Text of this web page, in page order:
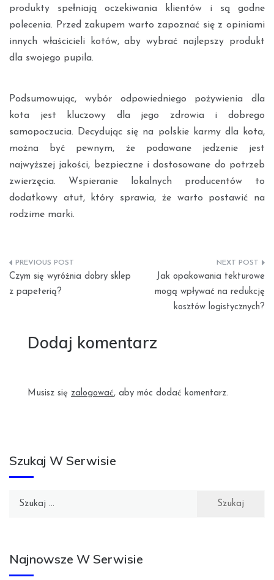
produkty spełniają oczekiwania klientów i są godne
polecenia. Przed zakupem warto zapoznać się z opiniami
innych właścicieli kotów, aby wybrać najlepszy produkt
dla swojego pupila.
Podsumowując, wybór odpowiedniego pożywienia dla
kota jest kluczowy dla jego zdrowia i dobrego
samopoczucia. Decydując się na polskie karmy dla kota,
można być pewnym, że podawane jedzenie jest
najwyższej jakości, bezpieczne i dostosowane do potrzeb
zwierzęcia. Wspieranie lokalnych producentów to
dodatkowy atut, który sprawia, że warto postawić na
rodzime marki.
Nawigacja
wpisu
Czym się wyróżnia dobry sklep
z papeterią?
Jak opakowania tekturowe
mogą wpływać na redukcję
kosztów logistycznych?
Dodaj komentarz
Musisz się zalogować, aby móc dodać komentarz.
Szukaj W Serwisie
Szukaj:
Najnowsze W Serwisie